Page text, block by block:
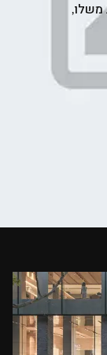
משלו,